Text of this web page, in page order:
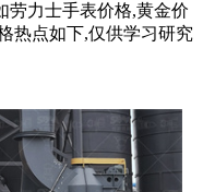
劳力士手表价格,黄金价
热点如下,仅供学习研究